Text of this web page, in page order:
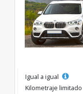
Igual a igual
Kilometraje limitado